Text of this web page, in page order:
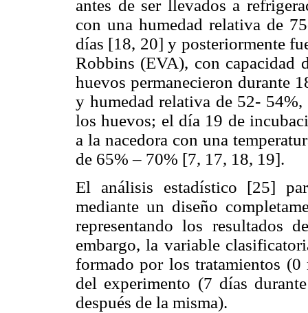
antes de ser llevados a
con una humedad relativa de
días [18, 20] y posteriormente
Robbins (EVA), con capacidad
huevos permanecieron durante
y humedad relativa de 52-
los huevos; el día 19 de
a la nacedora con una
de 65% – 70% [7, 17, 18, 19].
El análisis estadístico [25]
mediante un diseño
representando los resultados
embargo, la variable
formado por los tratamientos
del experimento (7 días
después de la misma).